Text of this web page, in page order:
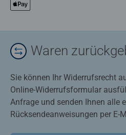
Waren
Sie können Ihr Widerrufsrecht
Online-Widerrufsformular
Anfrage und senden Ihnen alle
Rücksendeanweisungen per E-